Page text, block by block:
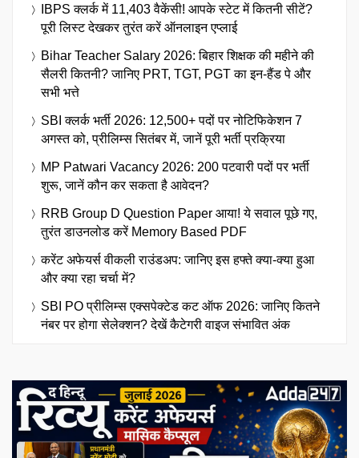
IBPS क्लर्क में 11,403 वैकेंसी! आपके स्टेट में कितनी सीटें?
पूरी लिस्ट देखकर तुरंत करें ऑनलाइन एप्लाई
Bihar Teacher Salary 2026: बिहार शिक्षक की महीने की
सैलरी कितनी? जानिए PRT, TGT, PGT का इन-हैंड पे और
सभी भत्ते
SBI क्लर्क भर्ती 2026: 12,500+ पदों पर नोटिफिकेशन 7
अगस्त को, प्रीलिम्स सितंबर में, जानें पूरी भर्ती प्रक्रिया
MP Patwari Vacancy 2026: 200 पटवारी पदों पर भर्ती
शुरू, जानें कौन कर सकता है आवेदन?
RRB Group D Question Paper आया! ये सवाल पूछे गए,
तुरंत डाउनलोड करें Memory Based PDF
करेंट अफेयर्स वीकली राउंडअप: जानिए इस हफ्ते क्या-क्या हुआ
और क्या रहा चर्चा में?
SBI PO प्रीलिम्स एक्सपेक्टेड कट ऑफ 2026: जानिए कितने
नंबर पर होगा सेलेक्शन? देखें कैटेगरी वाइज संभावित अंक